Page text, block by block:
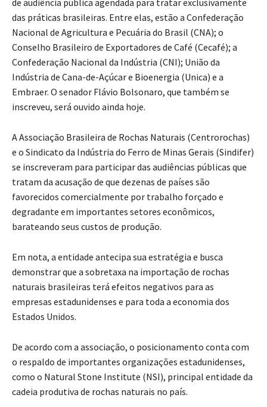
das práticas brasileiras. Entre elas, estão a Confederação
Nacional de Agricultura e Pecuária do Brasil (CNA); o
Conselho Brasileiro de Exportadores de Café (Cecafé); a
Confederação Nacional da Indústria (CNI); União da
Indústria de Cana-de-Açúcar e Bioenergia (Unica) e a
Embraer. O senador Flávio Bolsonaro, que também se
inscreveu, será ouvido ainda hoje.
A Associação Brasileira de Rochas Naturais (Centrorochas)
e o Sindicato da Indústria do Ferro de Minas Gerais (Sindifer)
se inscreveram para participar das audiências públicas que
tratam da acusação de que dezenas de países são
favorecidos comercialmente por trabalho forçado e
degradante em importantes setores econômicos,
barateando seus custos de produção.
Em nota, a entidade antecipa sua estratégia e busca
demonstrar que a sobretaxa na importação de rochas
naturais brasileiras terá efeitos negativos para as
empresas estadunidenses e para toda a economia dos
Estados Unidos.
De acordo com a associação, o posicionamento conta com
o respaldo de importantes organizações estadunidenses,
como o Natural Stone Institute (NSI), principal entidade da
cadeia produtiva de rochas naturais no país.